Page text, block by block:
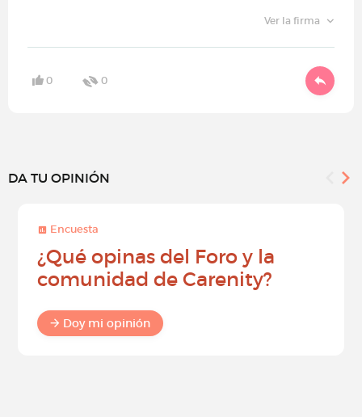
Ver la firma
0 0
DA TU OPINIÓN
Encuesta
¿Qué opinas del Foro y la
comunidad de Carenity?
Doy mi opinión